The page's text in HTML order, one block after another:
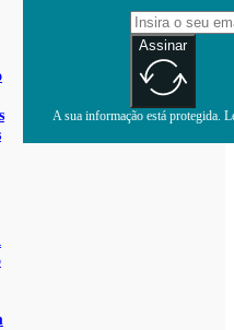
Assinar
A sua informação está protegida.